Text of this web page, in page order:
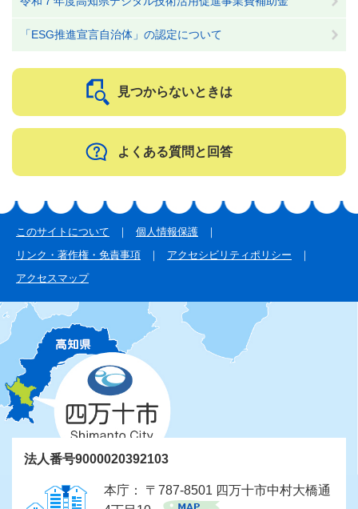
「ESG推進宣言自治体」の認定について
見つからないときは
よくある質問と回答
このサイトについて
個人情報保護
リンク・著作権・免責事項
アクセシビリティポリシー
アクセスマップ
法人番号9000020392103
本庁： 〒787-8501 四万十市中村大橋通